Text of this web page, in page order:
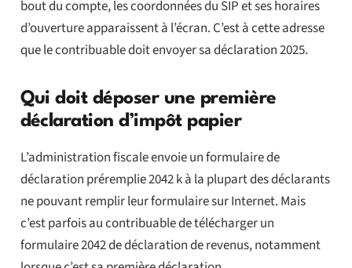
bout du compte, les coordonnées du SIP et ses horaires
d’ouverture apparaissent à l’écran. C’est à cette adresse
que le contribuable doit envoyer sa déclaration 2025.
Qui doit déposer une première
déclaration d’impôt papier
L’administration fiscale envoie un formulaire de
déclaration préremplie 2042 k à la plupart des déclarants
ne pouvant remplir leur formulaire sur Internet. Mais
c’est parfois au contribuable de télécharger un
formulaire 2042 de déclaration de revenus, notamment